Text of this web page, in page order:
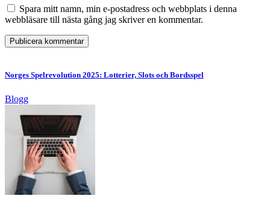
Spara mitt namn, min e-postadress och webbplats i denna
webbläsare till nästa gång jag skriver en kommentar.
Norges Spelrevolution 2025: Lotterier, Slots och Bordsspel
Blogg